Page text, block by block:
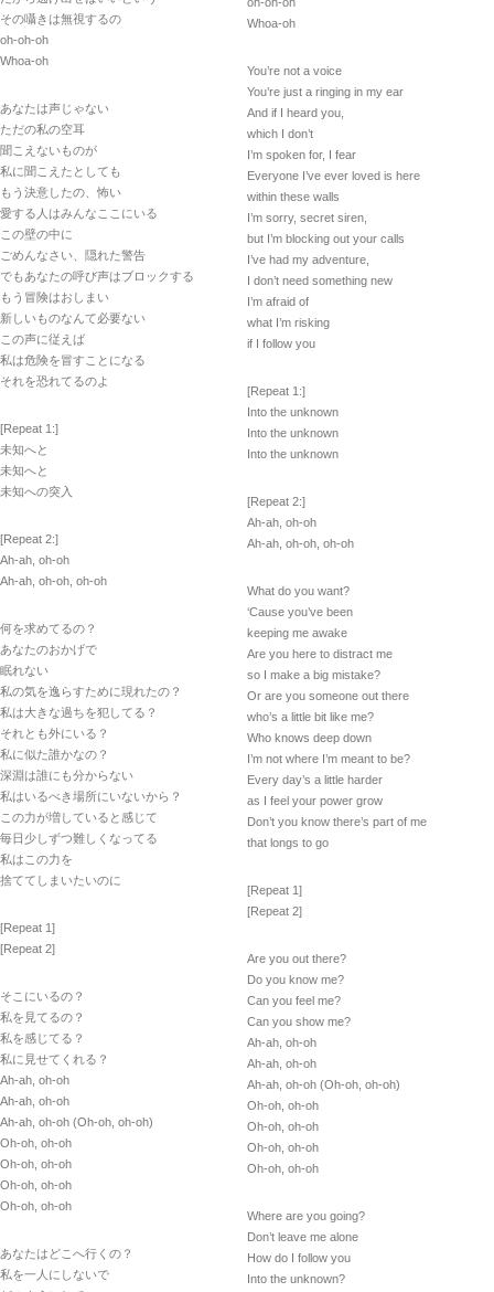
その囁きは無視するの
oh-oh-oh
Whoa-oh
あなたは声じゃない
ただの私の空耳
聞こえないものが
私に聞こえたとしても
もう決意したの、怖い
愛する人はみんなここにいる
この壁の中に
ごめんなさい、隠れた警告
でもあなたの呼び声はブロックする
もう冒険はおしまい
新しいものなんて必要ない
この声に従えば
私は危険を冒すことになる
それを恐れてるのよ
[Repeat 1:]
未知へと
未知へと
未知への突入
[Repeat 2:]
Ah-ah, oh-oh
Ah-ah, oh-oh, oh-oh
何を求めてるの？
あなたのおかげで
眠れない
私の気を逸らすために現れたの？
私は大きな過ちを犯してる？
それとも外にいる？
私に似た誰かなの？
深淵は誰にも分からない
私はいるべき場所にいないから？
この力が増していると感じて
毎日少しずつ難しくなってる
私はこの力を
捨ててしまいたいのに
[Repeat 1]
[Repeat 2]
そこにいるの？
私を見てるの？
私を感じてる？
私に見せてくれる？
Ah-ah, oh-oh
Ah-ah, oh-oh
Ah-ah, oh-oh (Oh-oh, oh-oh)
Oh-oh, oh-oh
Oh-oh, oh-oh
Oh-oh, oh-oh
Oh-oh, oh-oh
あなたはどこへ行くの？
私を一人にしないで
Whoa-oh
You’re not a voice
You’re just a ringing in my ear
And if I heard you,
which I don’t
I’m spoken for, I fear
Everyone I’ve ever loved is here
within these walls
I’m sorry, secret siren,
but I’m blocking out your calls
I’ve had my adventure,
I don’t need something new
I’m afraid of
what I’m risking
if I follow you
[Repeat 1:]
Into the unknown
Into the unknown
Into the unknown
[Repeat 2:]
Ah-ah, oh-oh
Ah-ah, oh-oh, oh-oh
What do you want?
‘Cause you’ve been
keeping me awake
Are you here to distract me
so I make a big mistake?
Or are you someone out there
who’s a little bit like me?
Who knows deep down
I’m not where I’m meant to be?
Every day’s a little harder
as I feel your power grow
Don’t you know there’s part of me
that longs to go
[Repeat 1]
[Repeat 2]
Are you out there?
Do you know me?
Can you feel me?
Can you show me?
Ah-ah, oh-oh
Ah-ah, oh-oh
Ah-ah, oh-oh (Oh-oh, oh-oh)
Oh-oh, oh-oh
Oh-oh, oh-oh
Oh-oh, oh-oh
Oh-oh, oh-oh
Where are you going?
Don’t leave me alone
How do I follow you
Into the unknown?